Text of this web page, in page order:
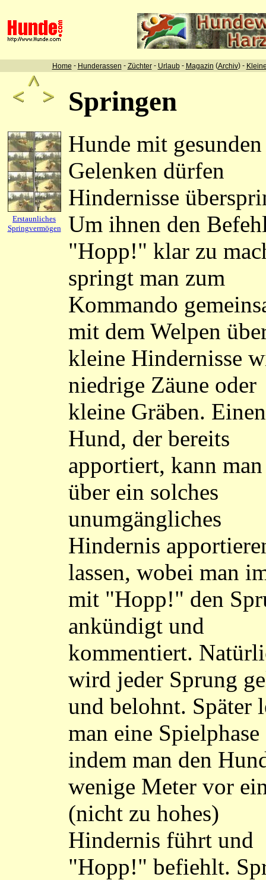
Home - Hunderassen - Züchter- Urlaub- Magazin (Archiv) -
Springen
Erstaunliches
Springvermögen
Hunde mit gesunden
Gelenken dürfen
Hindernisse
Um ihnen den
"Hopp!" klar zu
springt man zum
Kommando
mit dem Welpen
kleine Hindernisse
niedrige Zäune oder
kleine Gräben. Einen
Hund, der bereits
apportiert, kann
über ein solches
unumgängliches
Hindernis
lassen, wobei man
mit "Hopp!" den
ankündigt und
kommentiert.
wird jeder Sprung
und belohnt. Später
man eine
indem man den
wenige Meter vor
(nicht zu hohes)
Hindernis führt und
"Hopp!" befiehlt.